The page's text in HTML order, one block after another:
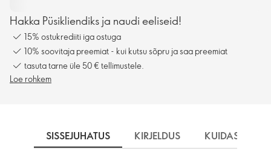
Hakka Püsikliendiks ja naudi eeliseid!
15% ostukrediiti iga ostuga
10% soovitaja preemiat - kui kutsu sõpru ja saa preemiat
tasuta tarne üle 50 € tellimustele.
Loe rohkem
SISSEJUHATUS KIRJELDUS KUIDAS